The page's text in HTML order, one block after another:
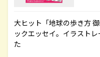
大ヒット「地球の歩き方
ックエッセイ。イラスト
た